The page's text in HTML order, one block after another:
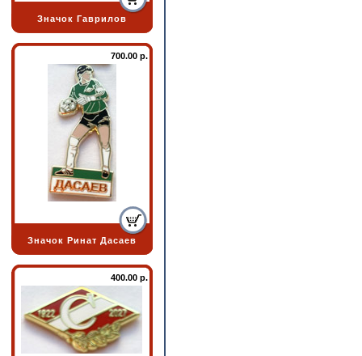
Значок Гаврилов
700.00 р.
Значок Ринат Дасаев
400.00 р.